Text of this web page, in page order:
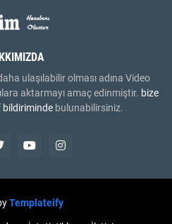
ulaşılabilir olması adına Video
aktarmayı amaç edinmiştir. bize
bildiriminde bulunabilirsiniz.
Templateify